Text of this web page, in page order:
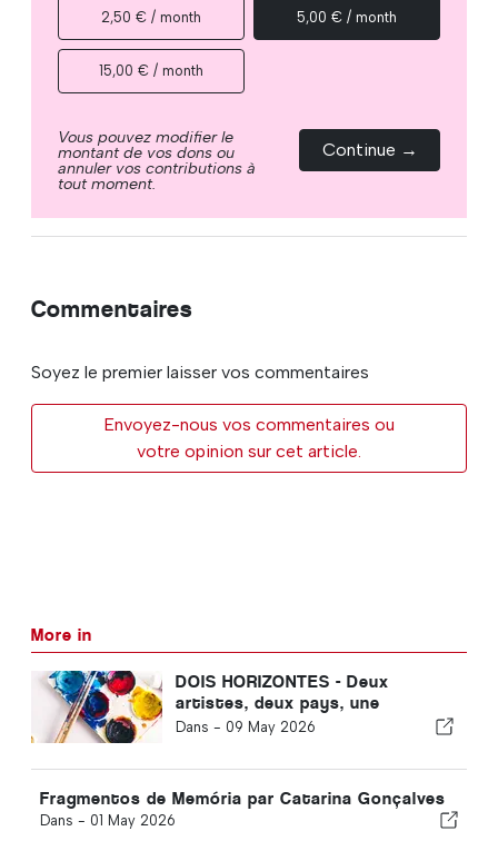
2,50 € / month 5,00 € / month
15,00 € / month
Vous pouvez modifier le
montant de vos dons ou
annuler vos contributions à
tout moment.
Continue →
Commentaires
Soyez le premier laisser vos commentaires
Envoyez-nous vos commentaires ou
votre opinion sur cet article.
More in
DOIS HORIZONTES - Deux
artistes, deux pays, une
obsession commune
Dans - 09 May 2026
Fragmentos de Memória par Catarina Gonçalves
Dans - 01 May 2026